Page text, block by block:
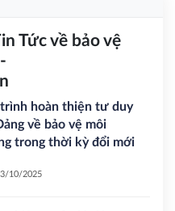
Tức về bảo vệ
hoàn thiện tư duy
về bảo vệ môi
trong thời kỳ đổi mới
10/2025